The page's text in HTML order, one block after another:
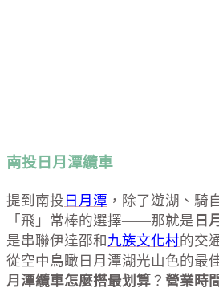
南投日月潭纜車
提到南投 日月潭 ，除了遊湖、騎
「飛」常棒的選擇——那就是 日
是串聯伊達邵和 九族文化村的交
從空中鳥瞰日月潭湖光山色的最
月潭纜車怎麼搭最划算 ？ 營業時